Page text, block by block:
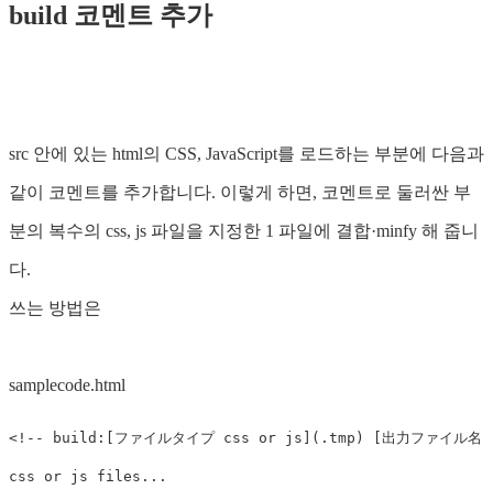
build 코멘트 추가
src 안에 있는 html의 CSS, JavaScript를 로드하는 부분에 다음과
같이 코멘트를 추가합니다. 이렇게 하면, 코멘트로 둘러싼 부
분의 복수의 css, js 파일을 지정한 1 파일에 결합·minfy 해 줍니
다.
쓰는 방법은
samplecode.html
<!-- build:[ファイルタイプ css or js](.tmp) [出力ファイル